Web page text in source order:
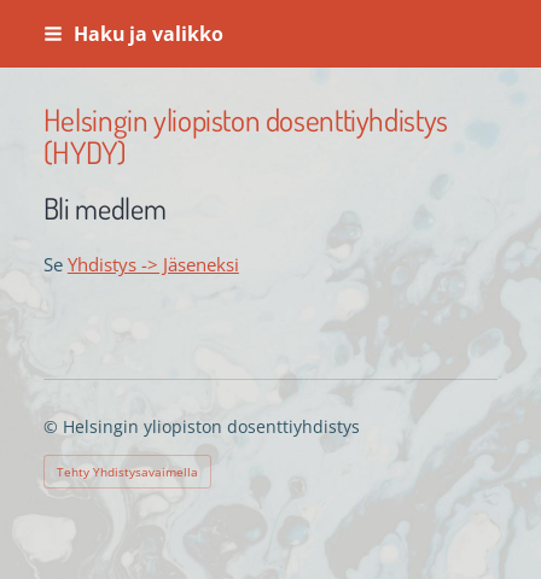
Siirry
Haku ja valikko
Helsingin yliopiston dosenttiyhdistys
(HYDY)
Bli medlem
Se Yhdistys -> Jäseneksi
© Helsingin yliopiston dosenttiyhdistys
Tehty Yhdistysavaimella